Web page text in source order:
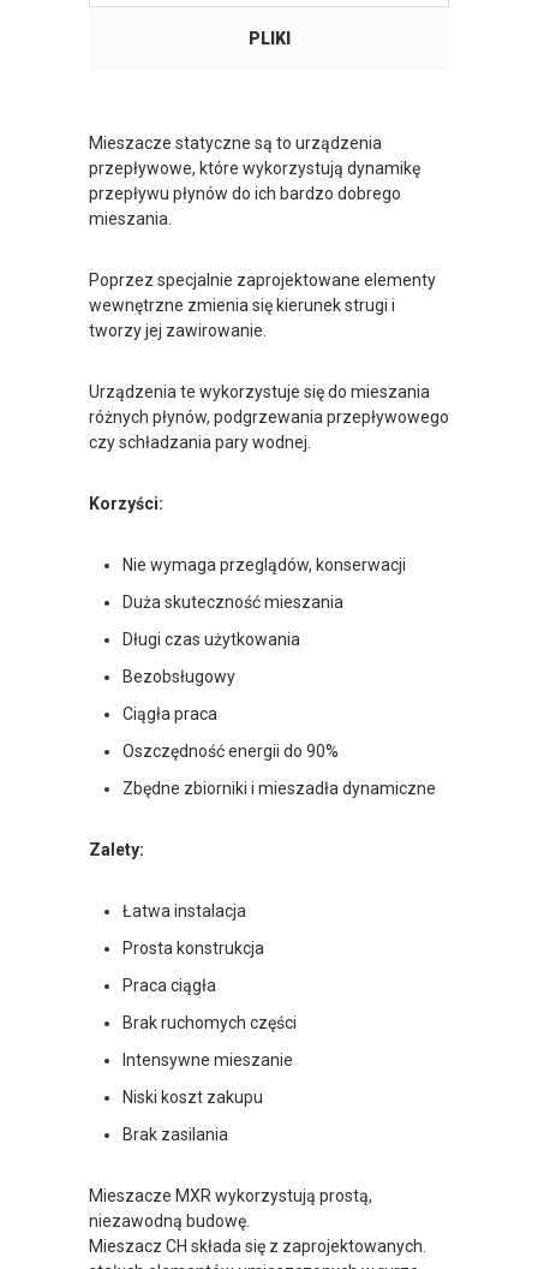
PLIKI
Mieszacze statyczne są to urządzenia
przepływowe, które wykorzystują dynamikę
przepływu płynów do ich bardzo dobrego
mieszania.
Poprzez specjalnie zaprojektowane elementy
wewnętrzne zmienia się kierunek strugi i
tworzy jej zawirowanie.
Urządzenia te wykorzystuje się do mieszania
różnych płynów, podgrzewania przepływowego
czy schładzania pary wodnej.
Korzyści:
Nie wymaga przeglądów, konserwacji
Duża skuteczność mieszania
Długi czas użytkowania
Bezobsługowy
Ciągła praca
Oszczędność energii do 90%
Zbędne zbiorniki i mieszadła dynamiczne
Zalety:
Łatwa instalacja
Prosta konstrukcja
Praca ciągła
Brak ruchomych części
Intensywne mieszanie
Niski koszt zakupu
Brak zasilania
Mieszacze MXR wykorzystują prostą,
niezawodną budowę.
Mieszacz CH składa się z zaprojektowanych.
Karty katalogowe
Mieszacz statyczny
POBIERZ PLIK